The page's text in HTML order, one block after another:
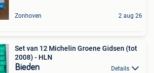
Zonhoven 2 aug 26
Set van 12 Michelin Groene Gidsen (tot
2008) - HLN
Bieden Details